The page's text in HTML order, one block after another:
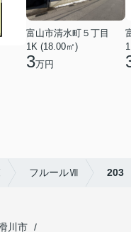
富山市清水町５丁目
1K (18.00㎡)
3万円
フルールⅦ 203
川市